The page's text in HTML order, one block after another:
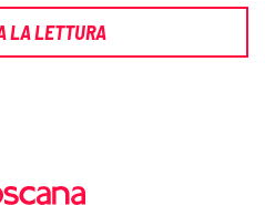
LA LETTURA